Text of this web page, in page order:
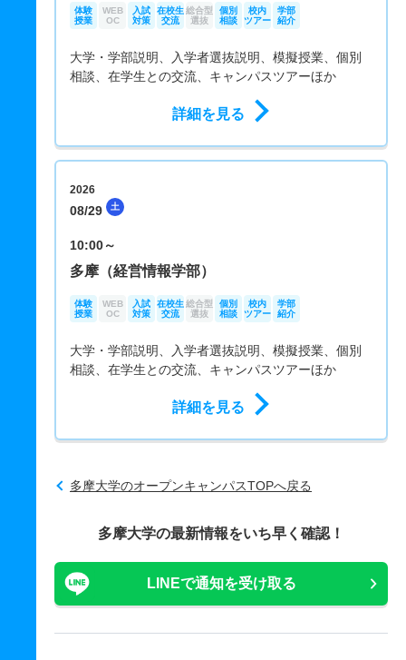
体験
授業
WEB
OC
入試
対策
在校生
交流
総合型
選抜
個別
相談
校内
ツアー
学部
紹介
大学・学部説明、入学者選抜説明、模擬授業、個別
相談、在学生との交流、キャンパスツアーほか
詳細を見る
2026
08/29 土
10:00～
多摩（経営情報学部）
体験
授業
WEB
OC
入試
対策
在校生
交流
総合型
選抜
個別
相談
校内
ツアー
学部
紹介
大学・学部説明、入学者選抜説明、模擬授業、個別
相談、在学生との交流、キャンパスツアーほか
詳細を見る
多摩大学のオープンキャンパスTOPへ戻る
多摩大学の最新情報をいち早く確認！
LINEで通知を受け取る